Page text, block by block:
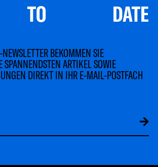
DATE
BEKOMMEN SIE
SPANNENDSTEN ARTIKEL SOWIE
DIREKT IN IHR E-MAIL-POSTFACH